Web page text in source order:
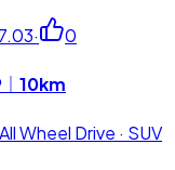
· 0
10km
Wheel Drive · SUV